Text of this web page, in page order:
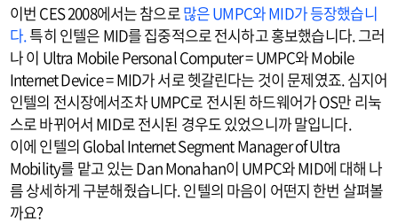
이번 CES 2008에서는 참으로많은 UMPC와 MID가 등장했습니
다.특히 인텔은 MID를 집중적으로 전시하고 홍보했습니다. 그러
나 이 Ultra Mobile Personal Computer = UMPC와 Mobile
Internet Device = MID가 서로 헷갈린다는 것이 문제였죠. 심지어
인텔의 전시장에서조차 UMPC로 전시된 하드웨어가 OS만 리눅
스로 바뀌어서 MID로 전시된 경우도 있었으니까 말입니다.
이에 인텔의 Global Internet Segment Manager of Ultra
Mobility를 맡고 있는 Dan Monahan이 UMPC와 MID에 대해 나
름 상세하게 구분해줬습니다. 인텔의 마음이 어떤지 한번 살펴볼
까요?